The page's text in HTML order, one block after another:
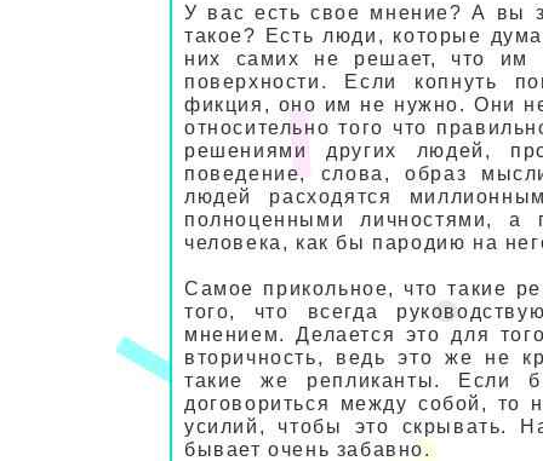
У вас есть свое мнение? А вы
такое? Есть люди, которые
них самих не решает, что им
поверхности. Если копнуть
фикция, оно им не нужно. Они
относительно того что
решениями других людей,
поведение, слова, образ
людей расходятся
полноценными личностями, а
человека, как бы пародию на
Самое прикольное, что такие
того, что всегда
мнением. Делается это для
вторичность, ведь это же не
такие же репликанты. Если
договориться между собой, то
усилий, чтобы это скрывать.
бывает очень забавно.